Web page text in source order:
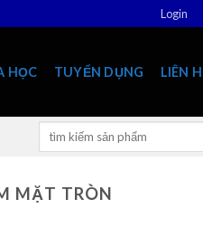
Login
HỌC TUYỂN DỤNG LIÊN
Search
MẶT TRÒN